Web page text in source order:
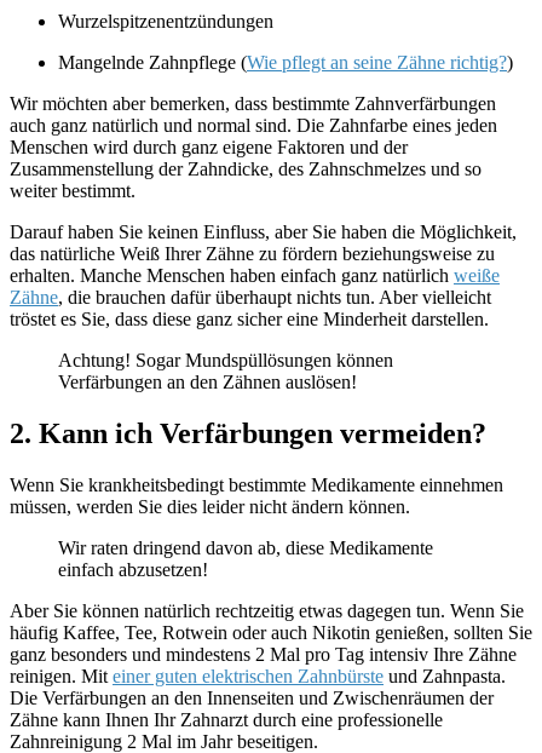
Wurzelspitzenentzündungen
Mangelnde Zahnpflege (Wie pflegt an seine Zähne richtig?)
Wir möchten aber bemerken, dass bestimmte Zahnverfärbungen
auch ganz natürlich und normal sind. Die Zahnfarbe eines jeden
Menschen wird durch ganz eigene Faktoren und der
Zusammenstellung der Zahndicke, des Zahnschmelzes und so
weiter bestimmt.
Darauf haben Sie keinen Einfluss, aber Sie haben die Möglichkeit,
das natürliche Weiß Ihrer Zähne zu fördern beziehungsweise zu
erhalten. Manche Menschen haben einfach ganz natürlich weiße
Zähne, die brauchen dafür überhaupt nichts tun. Aber vielleicht
tröstet es Sie, dass diese ganz sicher eine Minderheit darstellen.
Achtung! Sogar Mundspüllösungen können
Verfärbungen an den Zähnen auslösen!
2. Kann ich Verfärbungen vermeiden?
Wenn Sie krankheitsbedingt bestimmte Medikamente einnehmen
müssen, werden Sie dies leider nicht ändern können.
Wir raten dringend davon ab, diese Medikamente
einfach abzusetzen!
Aber Sie können natürlich rechtzeitig etwas dagegen tun. Wenn Sie
häufig Kaffee, Tee, Rotwein oder auch Nikotin genießen, sollten Sie
ganz besonders und mindestens 2 Mal pro Tag intensiv Ihre Zähne
reinigen. Mit einer guten elektrischen Zahnbürste und Zahnpasta.
Die Verfärbungen an den Innenseiten und Zwischenräumen der
Zähne kann Ihnen Ihr Zahnarzt durch eine professionelle
Zahnreinigung 2 Mal im Jahr beseitigen.